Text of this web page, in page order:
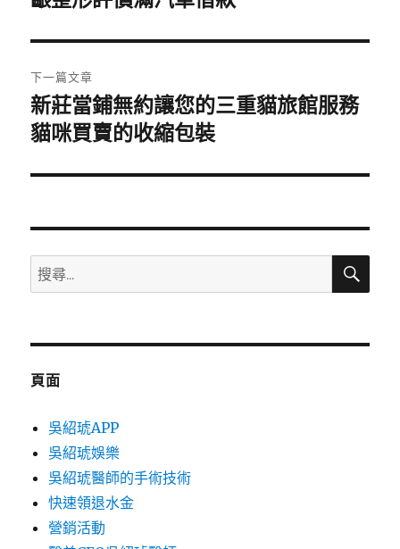
覽
文
章:
下一篇文章
下
一
文
新莊當鋪無約讓您的三重貓旅館服務
貓咪買賣的收縮包裝
搜
尋
鍵
搜
頁面
吳紹琥APP
吳紹琥娛樂
吳紹琥醫師的手術技術
快速領退水金
營銷活動